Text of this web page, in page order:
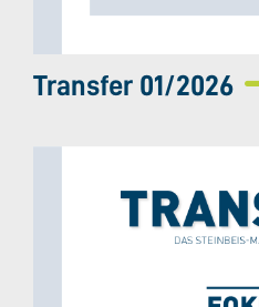
Transfer 01/2026